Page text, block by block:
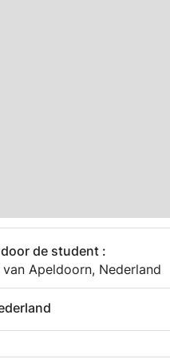
de student :
Apeldoorn, Nederland